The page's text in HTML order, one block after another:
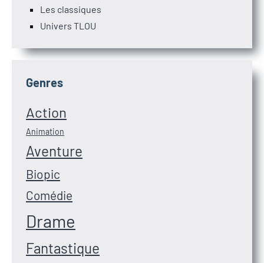
Les classiques
Univers TLOU
Genres
Action
Animation
Aventure
Biopic
Comédie
Drame
Fantastique